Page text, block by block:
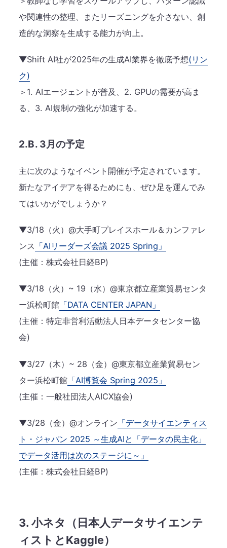
や関連性の整理、またリーズニングを介さない、創
造的な洞察を生成する能力が向上。
▼Shift AI社が2025年の生成AI業界を徹底予想(リン
ク)
＞1. AIエージェントが普及、2. GPUの需要が高ま
る、3. AI規制の強化が加速する。
2.B. 3月の予定
主に次のようなイベント開催が予定されています。
新たなアイデアを得るためにも、ぜひ足を運んでみ
てはいかがでしょうか？
▼3/18（火）@大手町プレイスホール＆カンファレ
ンス 「AIリーダーズ会議 2025 Spring」
(主催：株式会社日経BP)
▼3/18（火）~ 19（水）@東京都立産業貿易センタ
ー浜松町館 「DATA CENTER JAPAN」
(主催：特定非営利活動法人日本データセンター協
会)
▼3/27（木）~ 28（金）@東京都立産業貿易セン
ター浜松町館 「AI博覧会 Spring 2025」
(主催：一般社団法人AICX協会)
▼3/28（金）@オンライン 「データサイエンティス
ト・ジャパン 2025 ～生成AIと「データの民主化」
でデータ活用は次のステージに～」
(主催：株式会社日経BP)
3. 小ネタ（日本人データサイエンテ
ィストとKaggle）